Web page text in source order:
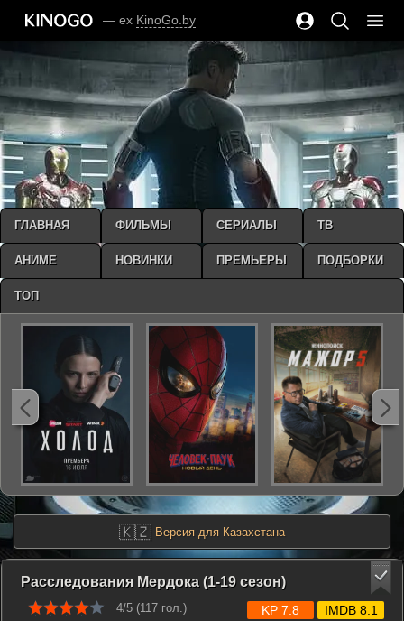
— ex KinoGo.by
🇰🇿 Версия для Казахстана
Расследования Мердока (1-19 сезон)
4/5 (117 гол.) KP 7.8 IMDB 8.1
ГЛАВНАЯ ФИЛЬМЫ СЕРИАЛЫ ТВ
АНИМЕ НОВИНКИ ПРЕМЬЕРЫ ПОДБОРКИ
ТОП